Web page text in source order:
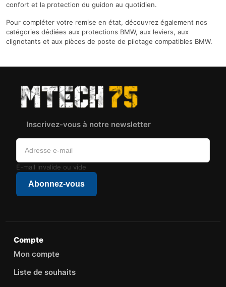
confort et la protection du guidon au quotidien.
Pour compléter votre remise en état, découvrez également nos
catégories dédiées aux protections BMW, aux leviers, aux
clignotants et aux pièces de poste de pilotage compatibles BMW.
Inscrivez-vous à notre newsletter
E-mail invalide ou vide
Abonnez-vous
Compte
Mon compte
Liste de souhaits